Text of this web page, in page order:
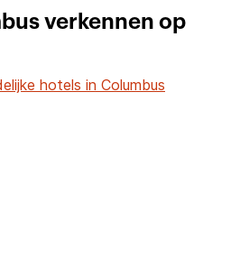
verkennen op
hotels in Columbus